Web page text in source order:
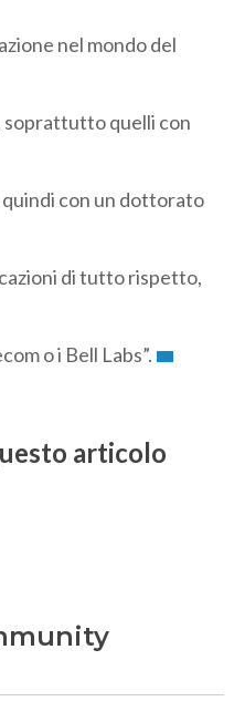
nel mondo del
soprattutto quelli con
quindi con un dottorato
di tutto rispetto,
o i Bell Labs”.
articolo